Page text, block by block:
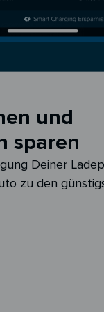
und
sparen
Deiner
zu den